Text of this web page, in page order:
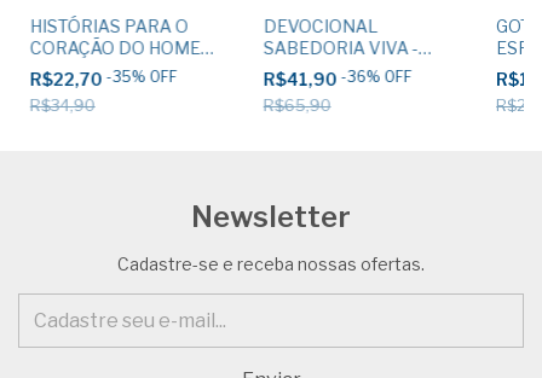
HISTÓRIAS PARA O
CORAÇÃO DO HOMEM
- Alice e Al Gray
R$22,70 -35% OFF
R$34,90
DEVOCIONAL
SABEDORIA VIVA -
HERNANDES DIAS
LOPES
R$41,90 -36% OFF
R$65,90
Dias
Newsletter
Cadastre-se e receba nossas ofertas.